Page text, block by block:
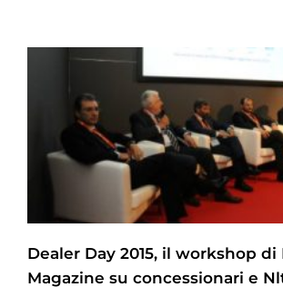
Dealer Day 2015, il workshop di
Magazine su concessionari e